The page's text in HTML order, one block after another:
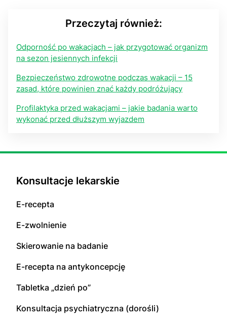
Przeczytaj również:
Odporność po wakacjach – jak przygotować organizm
na sezon jesiennych infekcji
Bezpieczeństwo zdrowotne podczas wakacji – 15
zasad, które powinien znać każdy podróżujący
Profilaktyka przed wakacjami – jakie badania warto
wykonać przed dłuższym wyjazdem
Konsultacje lekarskie
E-recepta
E-zwolnienie
Skierowanie na badanie
E-recepta na antykoncepcję
Tabletka „dzień po”
Konsultacja psychiatryczna (dorośli)